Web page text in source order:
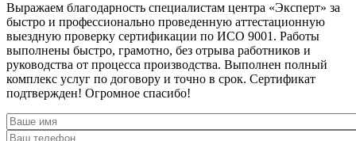
Выражаем благодарность специалистам центра «Эксперт» за
быстро и профессионально проведенную аттестационную
выездную проверку сертификации по ИСО 9001. Работы
выполнены быстро, грамотно, без отрыва работников и
руководства от процесса производства. Выполнен полный
комплекс услуг по договору и точно в срок. Сертификат
подтвержден! Огромное спасибо!